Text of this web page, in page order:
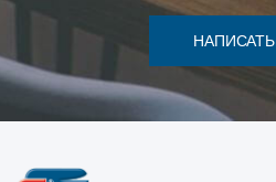
НАПИСАТЬ